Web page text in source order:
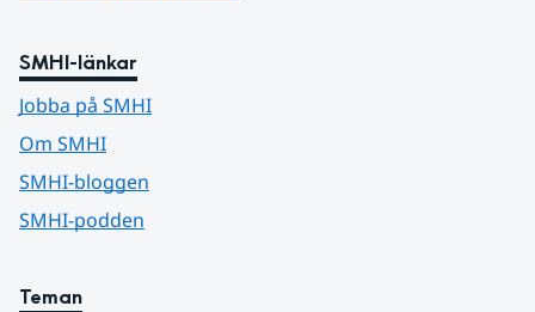
SMHI-länkar
Jobba på SMHI
Om SMHI
SMHI-bloggen
SMHI-podden
Teman